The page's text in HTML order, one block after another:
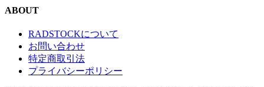
ABOUT
RADSTOCKについて
お問い合わせ
特定商取引法
プライバシーポリシー